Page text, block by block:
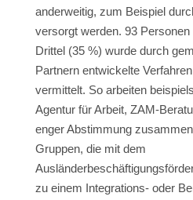
anderweitig, zum Beispiel
versorgt werden. 93
Drittel (35 %) wurde durch
Partnern entwickelte
vermittelt. So arbeiten
Agentur für Arbeit, ZAM-
enger Abstimmung
Gruppen, die mit dem
zu einem Integrations- oder